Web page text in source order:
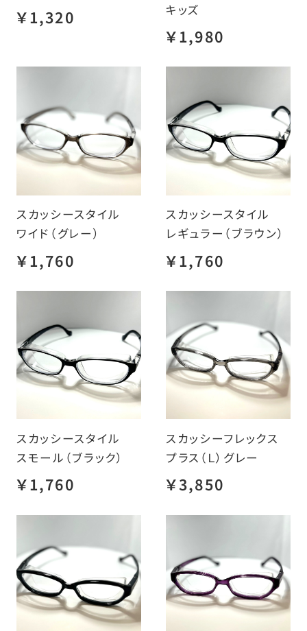
￥1,320
キッズ
￥1,980
スカッシースタイル
ワイド（グレー）
￥1,760
スカッシースタイル
レギュラー（ブラウン）
￥1,760
スカッシースタイル
スモール（ブラック）
￥1,760
スカッシーフレックス
プラス（Ｌ）グレー
￥3,850